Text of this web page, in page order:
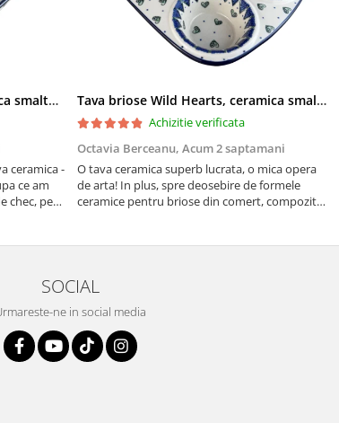
Tava chec Wild Hearts, ceramica smaltuita, pictata manual, 31,0 X 12,0 cm
ceramica -
ce am
chec, pe
Tava briose Wild Hearts, ceramica smaltuita, pictata manual, 29,0 x 20.0 cm
Achizitie verificata
Octavia Berceanu, Acum 2 saptamani
O tava ceramica superb lucrata, o mica opera
de arta! In plus, spre deosebire de formele
ceramice pentru briose din comert, compozitia
SOCIAL
ne in social media